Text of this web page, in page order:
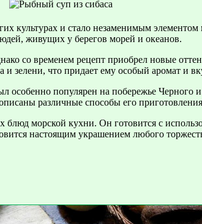
культурах и стало незаменимым
живущих у берегов морей и океанов.
со временем рецепт приобрел новые
зелени, что придает ему особый аромат и
популярен на побережье Черного
различные способы его
морской кухни. Он готовится с
настоящим украшением любого